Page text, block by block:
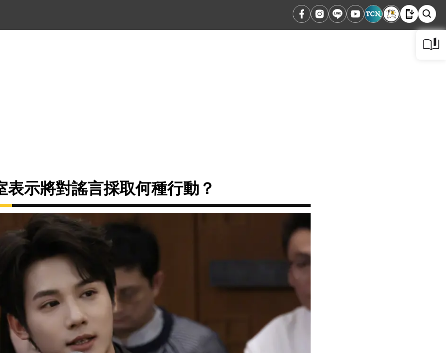
表示將對謠言採取何種行動？